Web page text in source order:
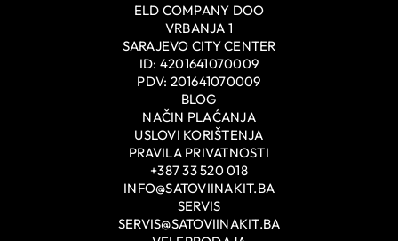
ELD COMPANY DOO
VRBANJA 1
SARAJEVO CITY CENTER
ID: 4201641070009
PDV: 201641070009
BLOG
NAČIN PLAĆANJA
USLOVI KORIŠTENJA
PRAVILA PRIVATNOSTI
+387 33 520 018
INFO@SATOVIINAKIT.BA
SERVIS
SERVIS@SATOVIINAKIT.BA